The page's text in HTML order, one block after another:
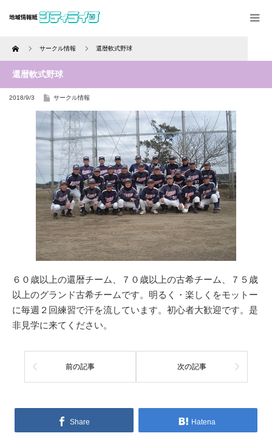
Home サークル情報 還暦軟式野球
還暦軟式野球
2018/9/3 サークル情報
６０歳以上の還暦チーム、７０歳以上の古希チーム、７５歳
以上のグランド古希チームです。明るく・楽しくをモットー
に毎週２回練習で汗を流しています。初心者大歓迎です。是
非見学に来てください。
前の記事 次の記事
Share Hatena